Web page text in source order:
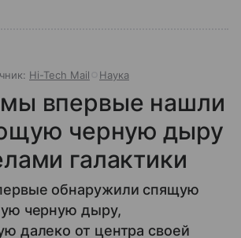
Hi-Tech Mail Наука
впервые нашли
черную дыру
галактики
обнаружили спящую
черную дыру,
далеко от центра своей